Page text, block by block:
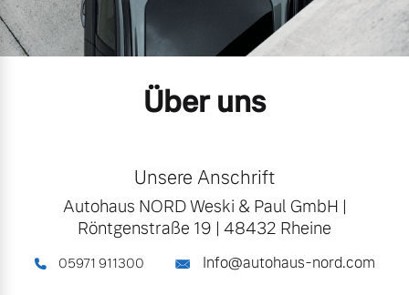
Gebrauchtwagen
Aktuelle Zubehörangebote
Aktuelle Serviceangebote
Service by Volvo
Unsere News & Events
Über uns
Unsere Anschrift
Autohaus NORD Weski & Paul GmbH |
Röntgenstraße 19 | 48432 Rheine
05971 911300 Info@autohaus-nord.com